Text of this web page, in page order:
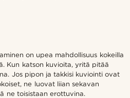
on upea mahdollisuus kokeilla
Kun katson kuvioita, yritä pitää
Jos pipon ja takkisi kuviointi ovat
ne luovat liian sekavan
ne toisistaan erottuvina.